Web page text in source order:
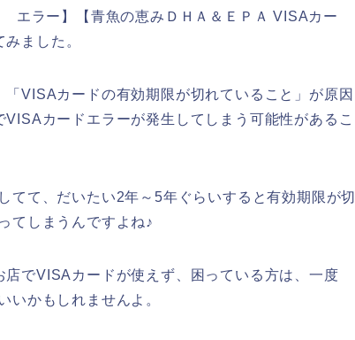
エラー】【青魚の恵みＤＨＡ＆ＥＰＡ VISAカー
ました。
VISAカードの有効期限が切れていること」が原因
カードエラーが発生してしまう可能性があるこ
てて、だいたい2年～5年ぐらいすると有効期限が切
てしまうんですよね♪
でVISAカードが使えず、困っている方は、一度
いかもしれませんよ。